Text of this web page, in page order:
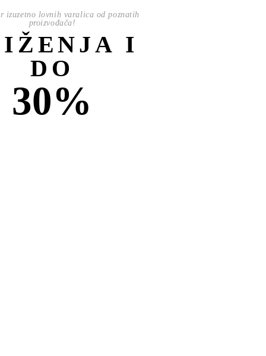
izuzetno lovnih varalica od poznatih
proizvođača!
I
DO
30%